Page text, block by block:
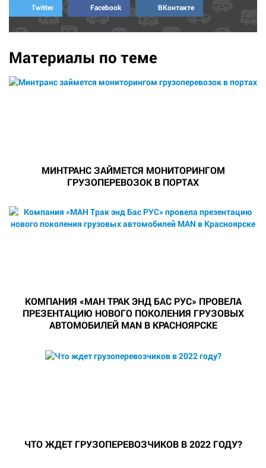
Twitter Facebook ВКонтакте
Материалы по теме
МИНТРАНС ЗАЙМЕТСЯ МОНИТОРИНГОМ
ГРУЗОПЕРЕВОЗОК В ПОРТАХ
КОМПАНИЯ «МАН ТРАК ЭНД БАС РУС» ПРОВЕЛА
ПРЕЗЕНТАЦИЮ НОВОГО ПОКОЛЕНИЯ ГРУЗОВЫХ
АВТОМОБИЛЕЙ MAN В КРАСНОЯРСКЕ
ЧТО ЖДЕТ ГРУЗОПЕРЕВОЗЧИКОВ В 2022 ГОДУ?